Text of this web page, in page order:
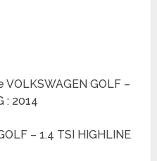
GOLF –
: 2014
– 1.4 TSI HIGHLINE